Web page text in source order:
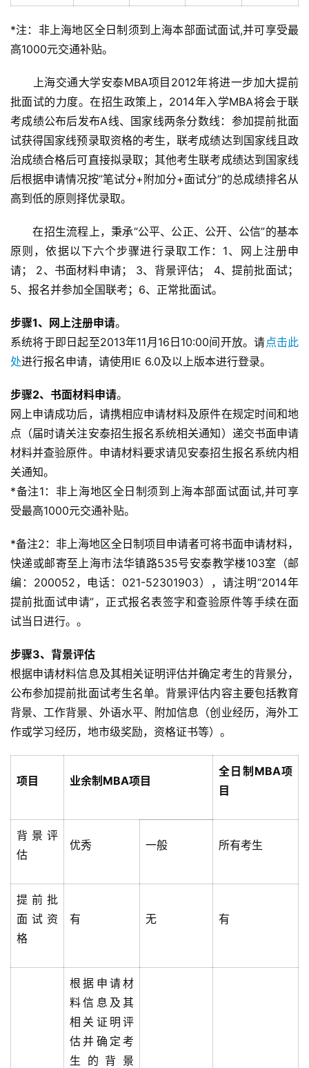
*注：非上海地区全日制须到上海本部面试面试,并可享受最
高1000元交通补贴。
上海交通大学安泰MBA项目2012年将进一步加大提前
批面试的力度。在招生政策上，2014年入学MBA将会于联
考成绩公布后发布A线、国家线两条分数线：参加提前批面
试获得国家线预录取资格的考生，联考成绩达到国家线且政
治成绩合格后可直接拟录取；其他考生联考成绩达到国家线
后根据申请情况按”笔试分+附加分+面试分”的总成绩排名从
高到低的原则择优录取。
在招生流程上，秉承“公平、公正、公开、公信”的基本
原则，依据以下六个步骤进行录取工作：1、网上注册申
请； 2、书面材料申请； 3、背景评估； 4、提前批面试；
5、报名并参加全国联考；6、正常批面试。
步骤1、网上注册申请。
系统将于即日起至2013年11月16日10:00间开放。请点击此
处进行报名申请，请使用IE 6.0及以上版本进行登录。
步骤2、书面材料申请。
网上申请成功后，请携相应申请材料及原件在规定时间和地
点（届时请关注安泰招生报名系统相关通知）递交书面申请
材料并查验原件。申请材料要求请见安泰招生报名系统内相
关通知。
*备注1：非上海地区全日制须到上海本部面试面试,并可享
受最高1000元交通补贴。
*备注2：非上海地区全日制项目申请者可将书面申请材料，
快递或邮寄至上海市法华镇路535号安泰教学楼103室（邮
编：200052，电话：021-52301903），请注明“2014年
提前批面试申请”，正式报名表签字和查验原件等手续在面
试当日进行。。
步骤3、背景评估
根据申请材料信息及其相关证明评估并确定考生的背景分，
公布参加提前批面试考生名单。背景评估内容主要包括教育
背景、工作背景、外语水平、附加信息（创业经历，海外工
作或学习经历，地市级奖励，资格证书等）。
项目 业余制MBA项目
全日制MBA项
目
背景评
估
优秀 一般 所有考生
提前批
面试资
格
有 无 有
根据申请材
料信息及其
相关证明评
估并确定考
生的背景